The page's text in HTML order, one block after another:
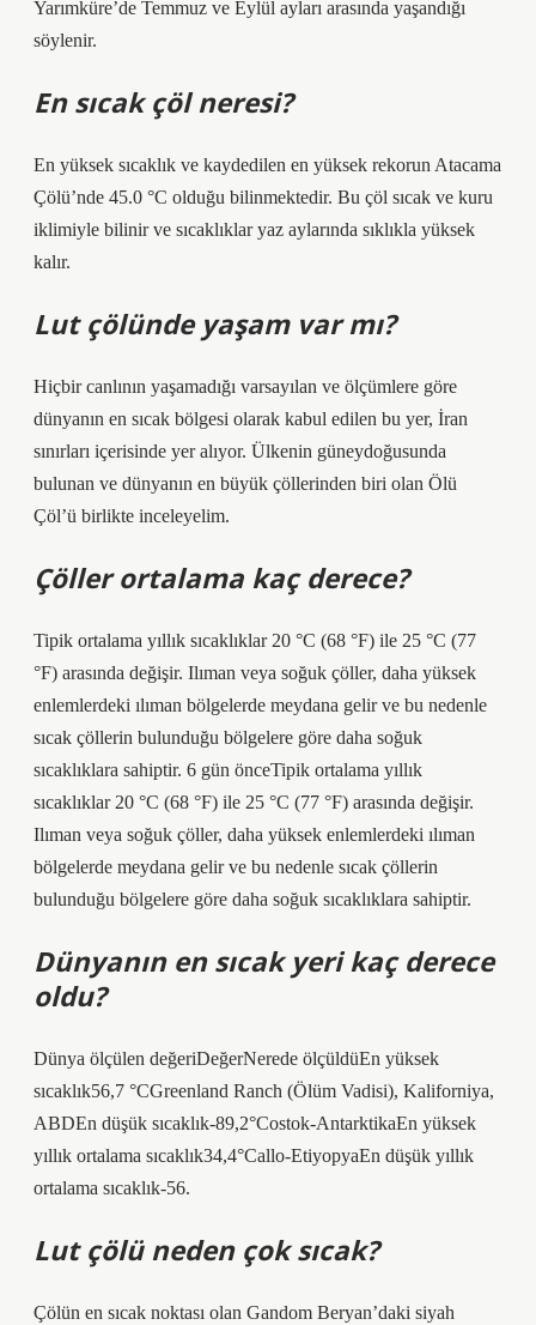
Yarımküre’de Temmuz ve Eylül ayları arasında yaşandığı
söylenir.
En sıcak çöl neresi?
En yüksek sıcaklık ve kaydedilen en yüksek rekorun Atacama
Çölü’nde 45.0 °C olduğu bilinmektedir. Bu çöl sıcak ve kuru
iklimiyle bilinir ve sıcaklıklar yaz aylarında sıklıkla yüksek
kalır.
Lut çölünde yaşam var mı?
Hiçbir canlının yaşamadığı varsayılan ve ölçümlere göre
dünyanın en sıcak bölgesi olarak kabul edilen bu yer, İran
sınırları içerisinde yer alıyor. Ülkenin güneydoğusunda
bulunan ve dünyanın en büyük çöllerinden biri olan Ölü
Çöl’ü birlikte inceleyelim.
Çöller ortalama kaç derece?
Tipik ortalama yıllık sıcaklıklar 20 °C (68 °F) ile 25 °C (77
°F) arasında değişir. Ilıman veya soğuk çöller, daha yüksek
enlemlerdeki ılıman bölgelerde meydana gelir ve bu nedenle
sıcak çöllerin bulunduğu bölgelere göre daha soğuk
sıcaklıklara sahiptir. 6 gün önceTipik ortalama yıllık
sıcaklıklar 20 °C (68 °F) ile 25 °C (77 °F) arasında değişir.
Ilıman veya soğuk çöller, daha yüksek enlemlerdeki ılıman
bölgelerde meydana gelir ve bu nedenle sıcak çöllerin
bulunduğu bölgelere göre daha soğuk sıcaklıklara sahiptir.
Dünyanın en sıcak yeri kaç derece
oldu?
Dünya ölçülen değeriDeğerNerede ölçüldüEn yüksek
sıcaklık56,7 °CGreenland Ranch (Ölüm Vadisi), Kaliforniya,
ABDEn düşük sıcaklık-89,2°Costok-AntarktikaEn yüksek
yıllık ortalama sıcaklık34,4°Callo-EtiyopyaEn düşük yıllık
ortalama sıcaklık-56.
Lut çölü neden çok sıcak?
Çölün en sıcak noktası olan Gandom Beryan’daki siyah